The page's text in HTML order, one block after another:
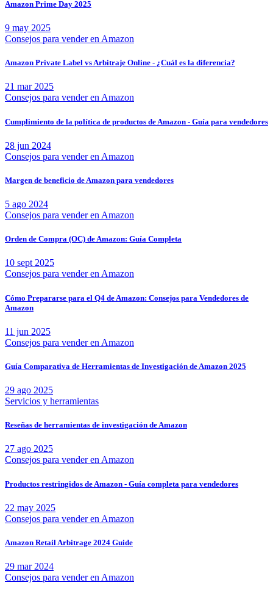
Amazon Prime Day 2025
9 may 2025
Consejos para vender en Amazon
Amazon Private Label vs Arbitraje Online - ¿Cuál es la diferencia?
21 mar 2025
Consejos para vender en Amazon
Cumplimiento de la política de productos de Amazon - Guía para vendedores
28 jun 2024
Consejos para vender en Amazon
Margen de beneficio de Amazon para vendedores
5 ago 2024
Consejos para vender en Amazon
Orden de Compra (OC) de Amazon: Guía Completa
10 sept 2025
Consejos para vender en Amazon
Cómo Prepararse para el Q4 de Amazon: Consejos para Vendedores de
Amazon
11 jun 2025
Consejos para vender en Amazon
Guía Comparativa de Herramientas de Investigación de Amazon 2025
29 ago 2025
Servicios y herramientas
Reseñas de herramientas de investigación de Amazon
27 ago 2025
Consejos para vender en Amazon
Productos restringidos de Amazon - Guía completa para vendedores
22 may 2025
Consejos para vender en Amazon
Amazon Retail Arbitrage 2024 Guide
29 mar 2024
Consejos para vender en Amazon